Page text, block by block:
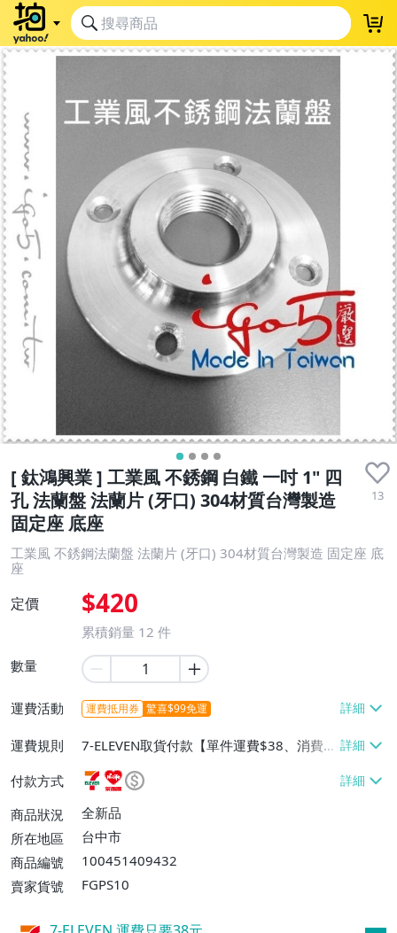
[ 鈦鴻興業 ] 工業風 不銹鋼 白鐵 一吋 1" 四
孔 法蘭盤 法蘭片 (牙口) 304材質台灣製造
固定座 底座
13
工業風 不銹鋼法蘭盤 法蘭片 (牙口) 304材質台灣製造 固定座 底
座
定價 $420
累積銷量 12 件
數量
運費活動 運費抵用券 驚喜$99免運
運費規則
7-ELEVEN取貨付款【單件運費$38、消費滿
$10000免運費】、萊爾富取貨付款【單件
運費$60、消費滿$10000免運費】、宅配/
貨運【單件運費$150、消費滿$10000免運
費】
付款方式
商品狀況
全新品
所在地區
台中市
商品編號
100451409432
賣家貨號
FGPS10